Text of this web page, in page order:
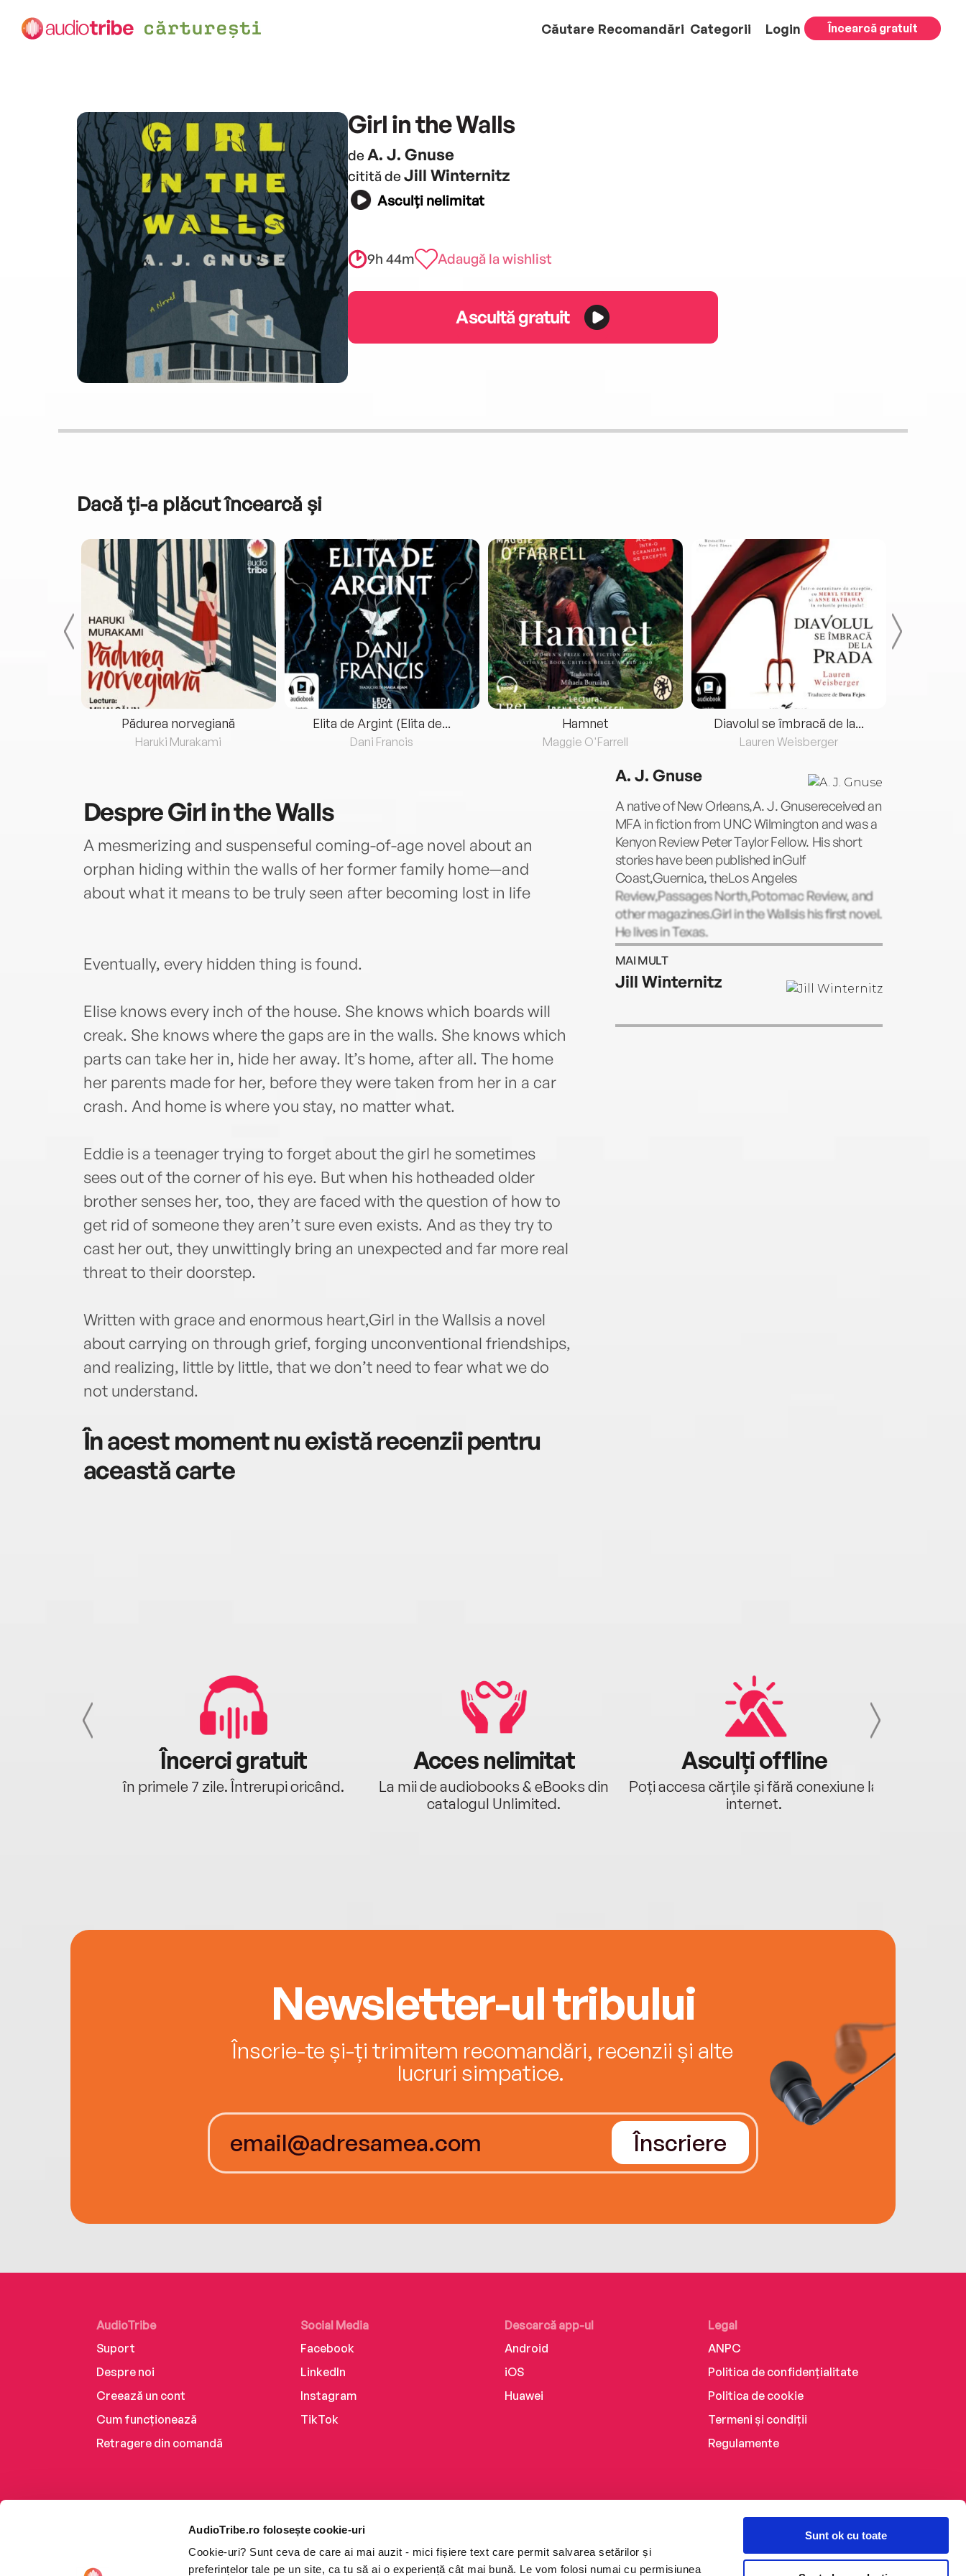
AudioTribe.ro folosește cookie-uri
Cookie-uri? Sunt ceva de care ai mai auzit - mici fișiere text care permit salvarea setărilor și
preferințelor tale pe un site, ca tu să ai o experiență cât mai bună. Le vom folosi numai cu permisiunea
Sunt ok cu toate
Căutare Recomandări Categorii Login Încearcă gratuit
Girl in the Walls
de A. J. Gnuse
citită de Jill Winternitz
Asculți nelimitat
9h 44m Adaugă la wishlist
Ascultă gratuit
Dacă ți-a plăcut încearcă și
Pădurea norvegiană
Haruki Murakami
Elita de Argint (Elita de...
Dani Francis
Hamnet
Maggie O'Farrell
Diavolul se îmbracă de la...
Lauren Weisberger
DespreGirl in the Walls
A mesmerizing and suspenseful coming-of-age novel about an
orphan hiding within the walls of her former family home—and
about what it means to be truly seen after becoming lost in life
Eventually, every hidden thing is found.
Elise knows every inch of the house. She knows which boards will
creak. She knows where the gaps are in the walls. She knows which
parts can take her in, hide her away. It’s home, after all. The home
her parents made for her, before they were taken from her in a car
crash. And home is where you stay, no matter what.
Eddie is a teenager trying to forget about the girl he sometimes
sees out of the corner of his eye. But when his hotheaded older
brother senses her, too, they are faced with the question of how to
get rid of someone they aren’t sure even exists. And as they try to
cast her out, they unwittingly bring an unexpected and far more real
threat to their doorstep.
Written with grace and enormous heart,Girl in the Wallsis a novel
about carrying on through grief, forging unconventional friendships,
and realizing, little by little, that we don’t need to fear what we do
not understand.
În acest moment nu există recenzii pentru
această carte
A. J. Gnuse
A native of New Orleans,A. J. Gnusereceived an
MFA in fiction from UNC Wilmington and was a
Kenyon Review Peter Taylor Fellow. His short
stories have been published inGulf
Coast,Guernica, theLos Angeles
Review,Passages North,Potomac Review, and
other magazines.Girl in the Wallsis his first novel.
He lives in Texas.
MAI MULT
Jill Winternitz
Încerci gratuit
în primele 7 zile. Întrerupi oricând.
Acces nelimitat
La mii de audiobooks & eBooks din
catalogul Unlimited.
Asculți offline
Poți accesa cărțile și fără conexiune la
internet.
Newsletter-ul tribului
Înscrie-te și-ți trimitem recomandări, recenzii și alte
lucruri simpatice.
Înscriere
AudioTribe
Suport
Despre noi
Creează un cont
Cum funcționează
Retragere din comandă
Social Media
Facebook
LinkedIn
Instagram
TikTok
Descarcă app-ul
Android
iOS
Huawei
Legal
ANPC
Politica de confidențialitate
Politica de cookie
Termeni și condiții
Regulamente